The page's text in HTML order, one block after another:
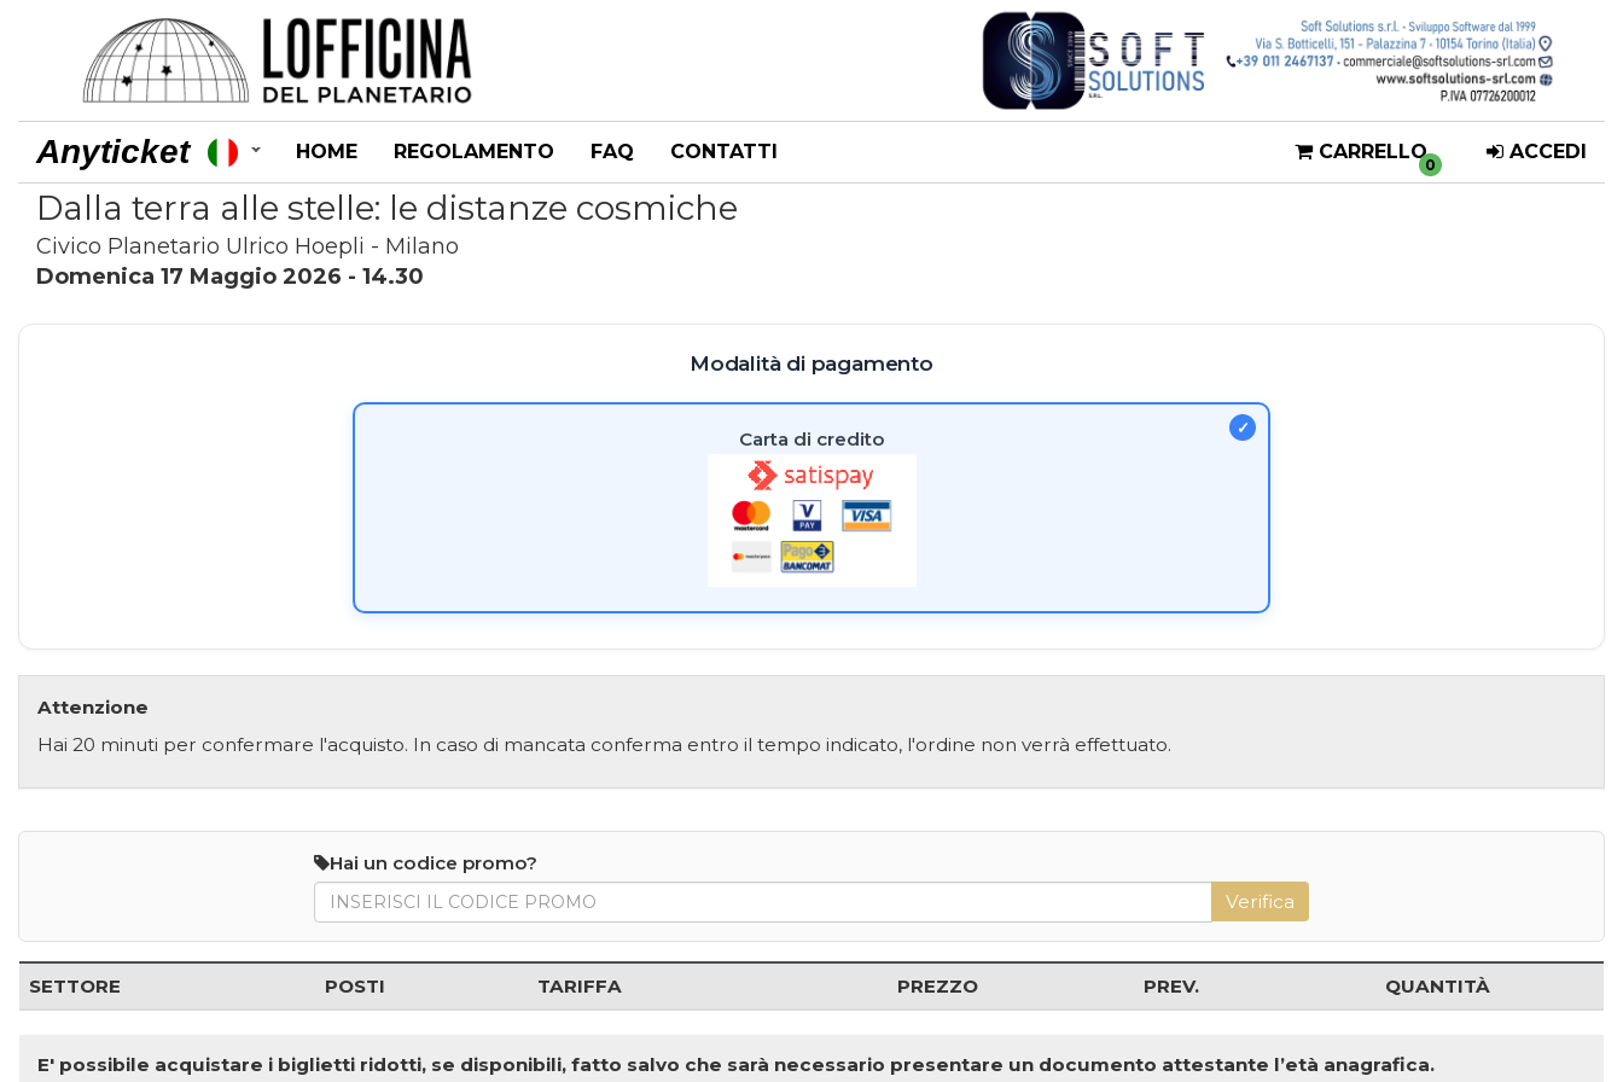
Anyticket HOME REGOLAMENTO FAQ CONTATTI CARRELLO
0
ACCEDI
Dalla terra alle stelle: le distanze cosmiche
Civico Planetario Ulrico Hoepli - Milano
Domenica 17 Maggio 2026 - 14.30
Modalità di pagamento
Carta di credito
Attenzione
Hai 20 minuti per confermare l'acquisto. In caso di mancata conferma entro il tempo indicato, l'ordine non verrà effettuato.
Hai un codice promo?
SETTORE POSTI TARIFFA PREZZO PREV. QUANTITÀ
E' possibile acquistare i biglietti ridotti, se disponibili, fatto salvo che sarà necessario presentare un documento attestante l’età anagrafica.